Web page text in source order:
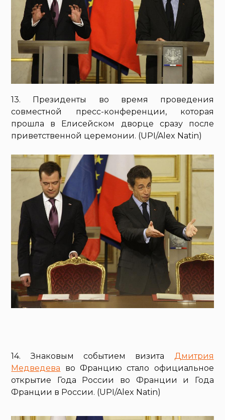
13. Президенты во время проведения
совместной пресс-конференции, которая
прошла в Елисейском дворце сразу после
приветственной церемонии. (UPI/Alex Natin)
14. Знаковым событием визита Дмитрия
Медведева во Францию стало официальное
открытие Года России во Франции и Года
Франции в России. (UPI/Alex Natin)